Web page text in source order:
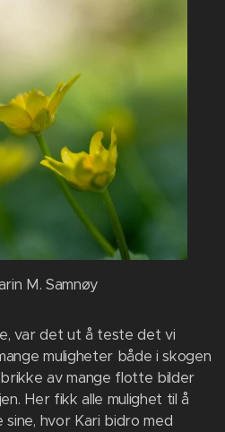
M. Samnøy
var det ut å teste det vi
muligheter både i skogen
av mange flotte bilder
Her fikk alle mulighet til å
hvor Kari bidro med